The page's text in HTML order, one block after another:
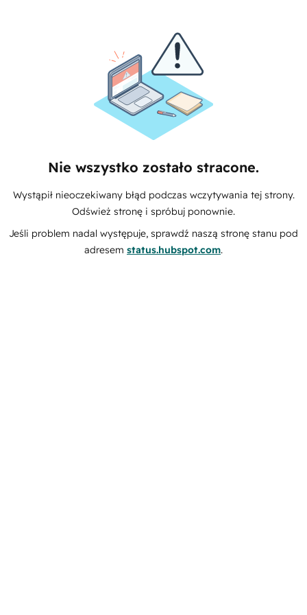
Nie wszystko zostało stracone.
Wystąpił nieoczekiwany błąd podczas wczytywania tej strony.
Odśwież stronę i spróbuj ponownie.
Jeśli problem nadal występuje, sprawdź naszą stronę stanu pod
adresem status.hubspot.com.